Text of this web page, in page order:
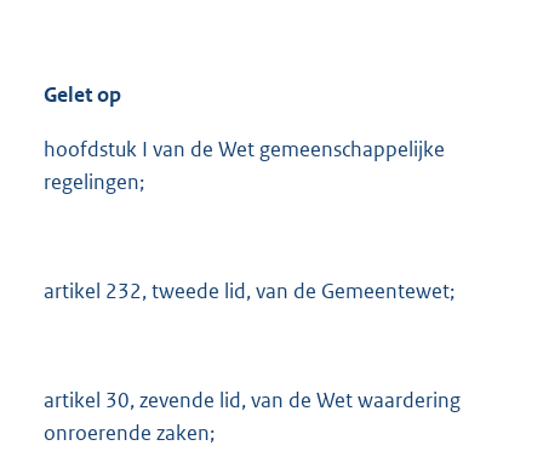
Gelet op
hoofdstuk I van de Wet gemeenschappelijke
regelingen;
artikel 232, tweede lid, van de Gemeentewet;
artikel 30, zevende lid, van de Wet waardering
onroerende zaken;